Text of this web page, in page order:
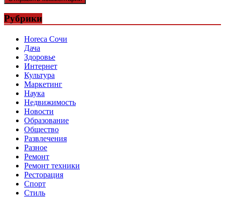
Рубрики
Horeca Сочи
Дача
Здоровье
Интернет
Культура
Маркетинг
Наука
Недвижимость
Новости
Образование
Общество
Развлечения
Разное
Ремонт
Ремонт техники
Ресторация
Спорт
Стиль